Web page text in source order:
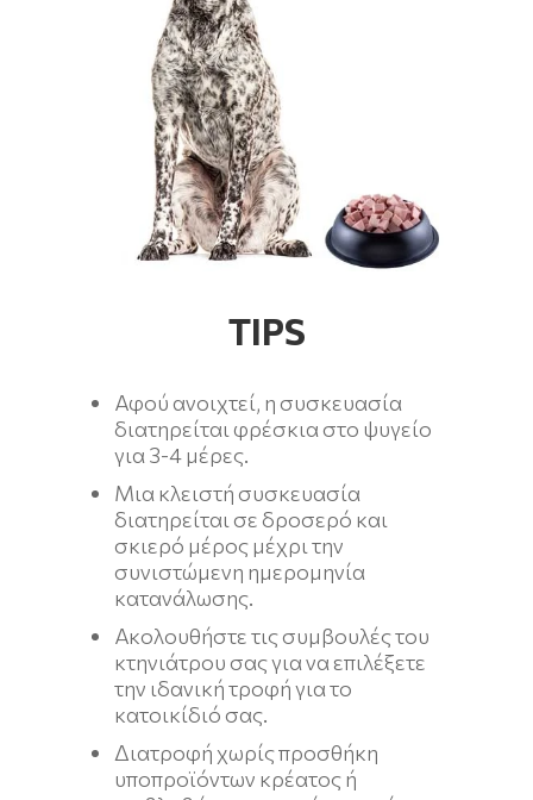
ΤIPS
Αφού ανοιχτεί, η συσκευασία
διατηρείται φρέσκια στο ψυγείο
για 3-4 μέρες.
Μια κλειστή συσκευασία
διατηρείται σε δροσερό και
σκιερό μέρος μέχρι την
συνιστώμενη ημερομηνία
κατανάλωσης.
Ακολουθήστε τις συμβουλές του
κτηνιάτρου σας για να επιλέξετε
την ιδανική τροφή για το
κατοικίδιό σας.
Διατροφή χωρίς προσθήκη
υποπροϊόντων κρέατος ή